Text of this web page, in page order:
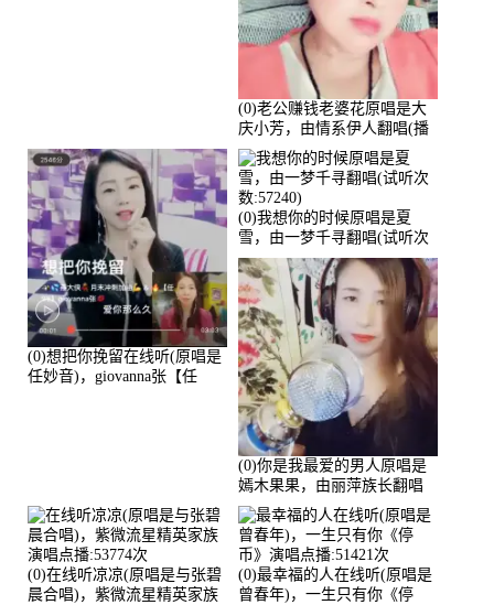
(0)老公赚钱老婆花原唱是大
庆小芳，由情系伊人翻唱(播
放:72036)
(0)想把你挽留在线听(原唱是
任妙音)，giovanna张【任
(0)我想你的时候原唱是夏
雪，由一梦千寻翻唱(试听次
数:57240)
(0)你是我最爱的男人原唱是
嫣木果果，由丽萍族长翻唱
(播放:56258)
(0)在线听凉凉(原唱是与张碧
晨合唱)，紫微流星精英家族
(0)最幸福的人在线听(原唱是
曾春年)，一生只有你《停